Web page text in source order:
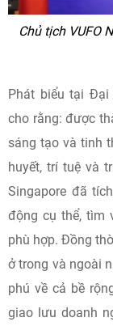
Chủ tịch VUFO
Phát biểu tại Đại
cho rằng: được
sáng tạo và tinh
huyết, trí tuệ và
Singapore đã
động cụ thể, tìm
phù hợp. Đồng
ở trong và ngoài
phú về cả bề
giao lưu doanh